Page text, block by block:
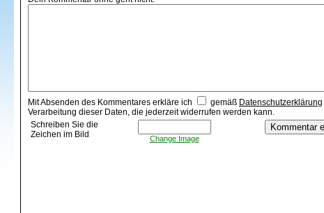
Mit Absenden des Kommentares erkläre ich gemäß Datenschutzerklärung
Verarbeitung dieser Daten, die jederzeit widerrufen werden kann.
Schreiben Sie die
Zeichen im Bild
Change Image